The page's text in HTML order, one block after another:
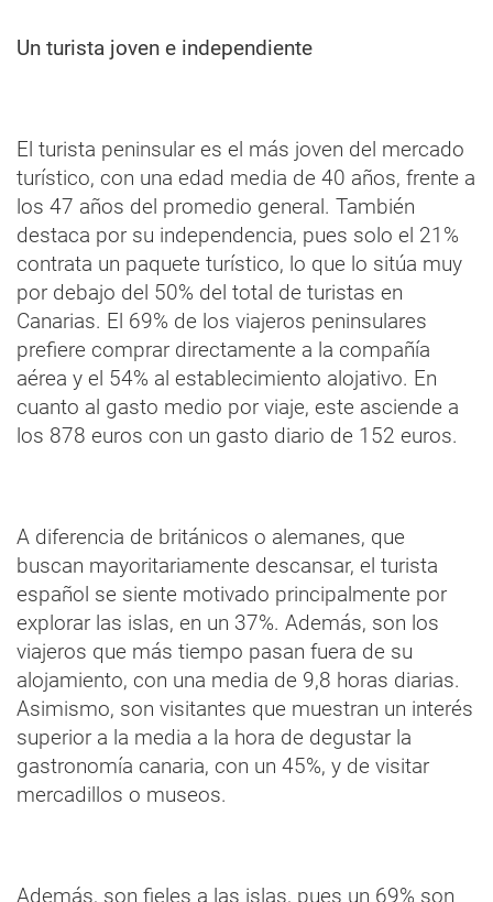
Un turista joven e independiente
El turista peninsular es el más joven del mercado
turístico, con una edad media de 40 años, frente a
los 47 años del promedio general. También
destaca por su independencia, pues solo el 21%
contrata un paquete turístico, lo que lo sitúa muy
por debajo del 50% del total de turistas en
Canarias. El 69% de los viajeros peninsulares
prefiere comprar directamente a la compañía
aérea y el 54% al establecimiento alojativo. En
cuanto al gasto medio por viaje, este asciende a
los 878 euros con un gasto diario de 152 euros.
A diferencia de británicos o alemanes, que
buscan mayoritariamente descansar, el turista
español se siente motivado principalmente por
explorar las islas, en un 37%. Además, son los
viajeros que más tiempo pasan fuera de su
alojamiento, con una media de 9,8 horas diarias.
Asimismo, son visitantes que muestran un interés
superior a la media a la hora de degustar la
gastronomía canaria, con un 45%, y de visitar
mercadillos o museos.
Además, son fieles a las islas, pues un 69% son